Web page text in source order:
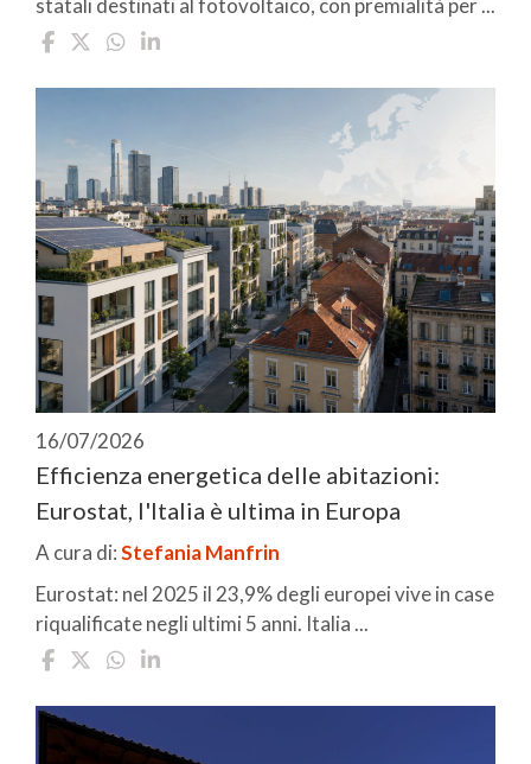
statali destinati al fotovoltaico, con premialità per ...
16/07/2026
Efficienza energetica delle abitazioni:
Eurostat, l'Italia è ultima in Europa
A cura di:Stefania Manfrin
Eurostat: nel 2025 il 23,9% degli europei vive in case
riqualificate negli ultimi 5 anni. Italia ...